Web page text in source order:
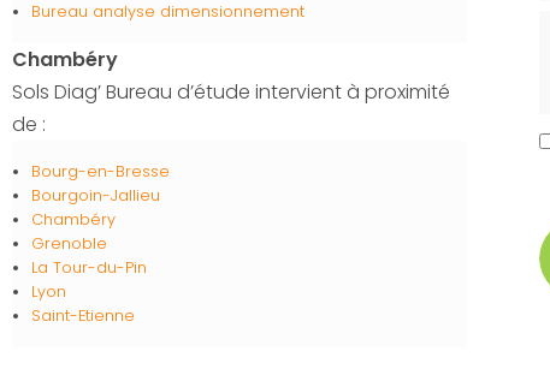
Bureau analyse dimensionnement
Chambéry
Sols Diag’ Bureau d’étude intervient à proximité
de :
Bourg-en-Bresse
Bourgoin-Jallieu
Chambéry
Grenoble
La Tour-du-Pin
Lyon
Saint-Etienne